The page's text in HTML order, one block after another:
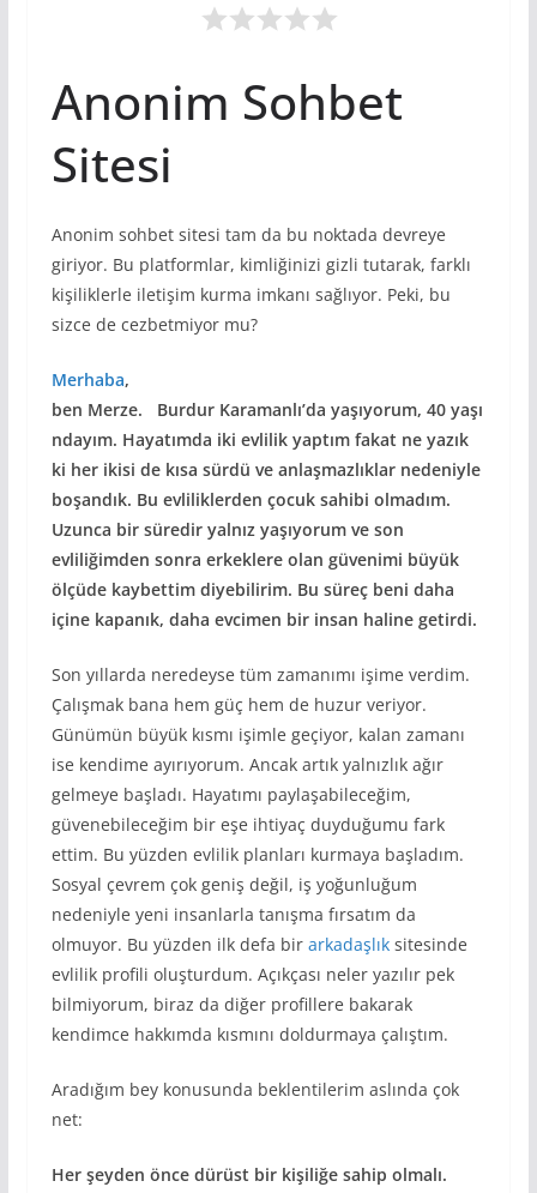
Anonim Sohbet
Sitesi
Anonim sohbet sitesi tam da bu noktada devreye
giriyor. Bu platformlar, kimliğinizi gizli tutarak, farklı
kişiliklerle iletişim kurma imkanı sağlıyor. Peki, bu
sizce de cezbetmiyor mu?
Merhaba,
ben Merze. Burdur Karamanlı’da yaşıyorum, 40 yaşı
ndayım. Hayatımda iki evlilik yaptım fakat ne yazık
ki her ikisi de kısa sürdü ve anlaşmazlıklar nedeniyle
boşandık. Bu evliliklerden çocuk sahibi olmadım.
Uzunca bir süredir yalnız yaşıyorum ve son
evliliğimden sonra erkeklere olan güvenimi büyük
ölçüde kaybettim diyebilirim. Bu süreç beni daha
içine kapanık, daha evcimen bir insan haline getirdi.
Son yıllarda neredeyse tüm zamanımı işime verdim.
Çalışmak bana hem güç hem de huzur veriyor.
Günümün büyük kısmı işimle geçiyor, kalan zamanı
ise kendime ayırıyorum. Ancak artık yalnızlık ağır
gelmeye başladı. Hayatımı paylaşabileceğim,
güvenebileceğim bir eşe ihtiyaç duyduğumu fark
ettim. Bu yüzden evlilik planları kurmaya başladım.
Sosyal çevrem çok geniş değil, iş yoğunluğum
nedeniyle yeni insanlarla tanışma fırsatım da
olmuyor. Bu yüzden ilk defa bir arkadaşlıksitesinde
evlilik profili oluşturdum. Açıkçası neler yazılır pek
bilmiyorum, biraz da diğer profillere bakarak
kendimce hakkımda kısmını doldurmaya çalıştım.
Aradığım bey konusunda beklentilerim aslında çok
net:
Her şeyden önce dürüst bir kişiliğe sahip olmalı.